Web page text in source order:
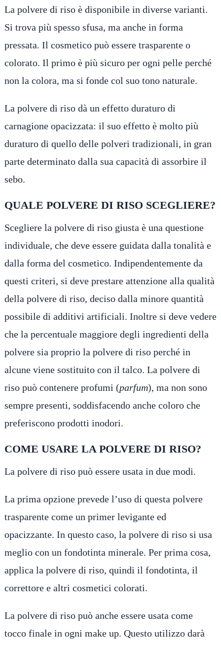
La polvere di riso è disponibile in diverse varianti.
Si trova più spesso sfusa, ma anche in forma
pressata. Il cosmetico può essere trasparente o
colorato. Il primo è più sicuro per ogni pelle perché
non la colora, ma si fonde col suo tono naturale.
La polvere di riso dà un effetto duraturo di
carnagione opacizzata: il suo effetto è molto più
duraturo di quello delle polveri tradizionali, in gran
parte determinato dalla sua capacità di assorbire il
sebo.
QUALE POLVERE DI RISO SCEGLIERE?
Scegliere la polvere di riso giusta è una questione
individuale, che deve essere guidata dalla tonalità e
dalla forma del cosmetico. Indipendentemente da
questi criteri, si deve prestare attenzione alla qualità
della polvere di riso, deciso dalla minore quantità
possibile di additivi artificiali. Inoltre si deve vedere
che la percentuale maggiore degli ingredienti della
polvere sia proprio la polvere di riso perché in
alcune viene sostituito con il talco. La polvere di
riso può contenere profumi (parfum), ma non sono
sempre presenti, soddisfacendo anche coloro che
preferiscono prodotti inodori.
COME USARE LA POLVERE DI RISO?
La polvere di riso può essere usata in due modi.
La prima opzione prevede l’uso di questa polvere
trasparente come un primer levigante ed
opacizzante. In questo caso, la polvere di riso si usa
meglio con un fondotinta minerale. Per prima cosa,
applica la polvere di riso, quindi il fondotinta, il
correttore e altri cosmetici colorati.
La polvere di riso può anche essere usata come
tocco finale in ogni make up. Questo utilizzo darà